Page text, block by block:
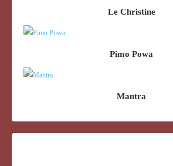
Le Christine
Pimo Powa
Mantra